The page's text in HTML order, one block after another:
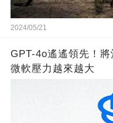
2024/05/21
GPT-4o遙遙領先！將
微軟壓力越來越大